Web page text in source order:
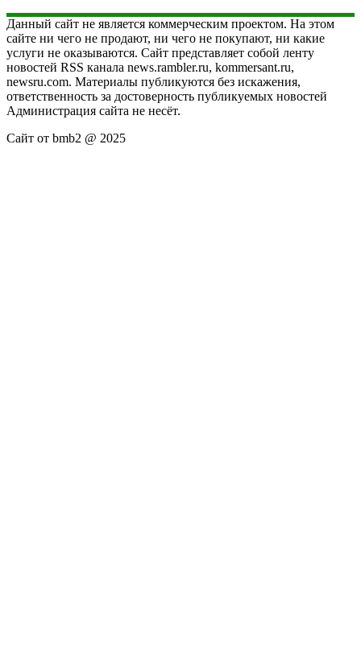
Данный сайт не является коммерческим проектом. На этом
сайте ни чего не продают, ни чего не покупают, ни какие
услуги не оказываются. Сайт представляет собой ленту
новостей RSS канала news.rambler.ru, kommersant.ru,
newsru.com. Материалы публикуются без искажения,
ответственность за достоверность публикуемых новостей
Администрация сайта не несёт.
Сайт от bmb2 @ 2025